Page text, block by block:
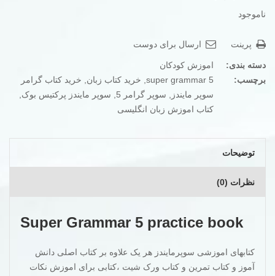
ناموجود
پرینت ارسال برای دوست
دسته بندی:
اموزش کودکان
برچسب:
super grammar 5
, خرید کتاب زبان,
خرید کتاب گرامر
سوپر مایندز, سوپر گرامر 5 , سوپر مایندز پرکتیس بوک,
کتاب اموزش زبان انگلیسی
توضیحات
نظرات (0)
Super Grammar 5 practice book
کتابهای اموزشی سوپرمایندز هر یک علاوه بر کتاب اصلی دانش
آموز و کتاب تمرین و کتاب ورک شیت ،کتابی برای اموزش نکات